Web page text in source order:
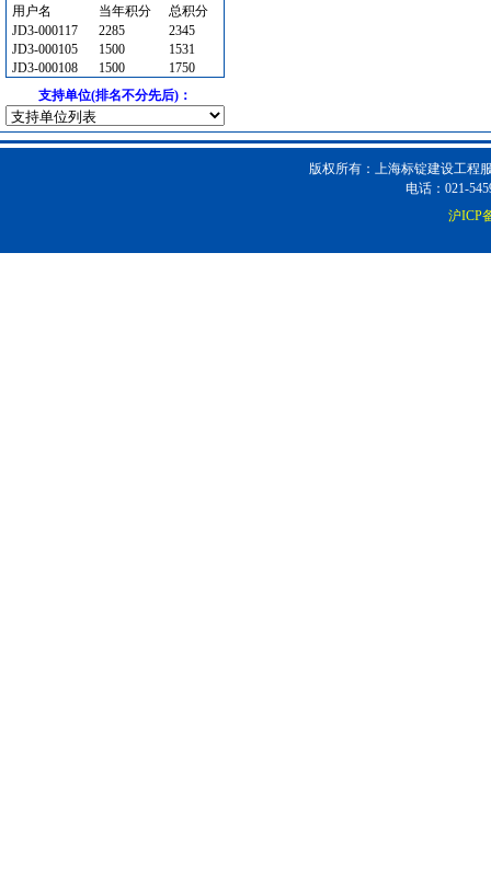
铝扣版
[采购中]
玻璃幕墙
[采购中]
低压电器
[采购中]
低压电器 [采购中]
管材管件 [采购中]
成品楼梯 [采购中]
光源灯具 [采购中]
用户名 当年积分
总积分
JD3-000117
2285
2345
JD3-000105
1500
1531
JD3-000108
1500
1750
支持单位(排名不分先后)：
版权所有：上海标锭建设工程
电话：021-
沪ICP